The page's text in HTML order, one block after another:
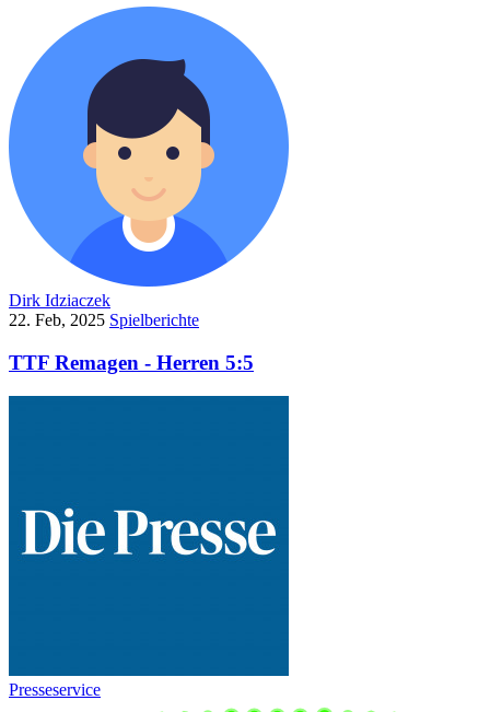
Dirk Idziaczek
22. Feb, 2025 Spielberichte
TTF Remagen - Herren 5:5
Presseservice